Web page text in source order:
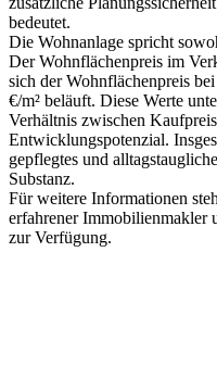
bedeutet.
Die Wohnanlage spricht
Der Wohnflächenpreis im
sich der Wohnflächenpreis
€/m² beläuft. Diese Werte
Verhältnis zwischen
Entwicklungspotenzial.
gepflegtes und
Substanz.
Für weitere Informationen
erfahrener Immobilienmakler
zur Verfügung.